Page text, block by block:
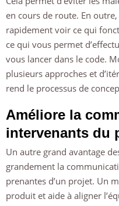
en cours de route. En
rapidement voir ce qui
ce qui vous permet
vous lancer dans le code.
plusieurs approches et
rend le processus de
Améliore la
intervenants du
Un autre grand avantage
grandement la
prenantes d’un projet. Un
produit et aide à aligner